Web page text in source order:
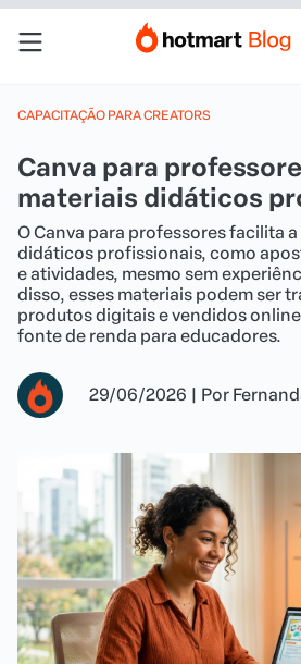
CAPACITAÇÃO PARA CREATORS
Canva para
materiais didáticos
O Canva para professores facilita
didáticos profissionais, como
e atividades, mesmo sem
disso, esses materiais podem ser
produtos digitais e vendidos
fonte de renda para educadores.
29/06/2026 | Por